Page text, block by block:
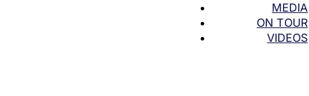
MEDIA
ON TOUR
VIDEOS